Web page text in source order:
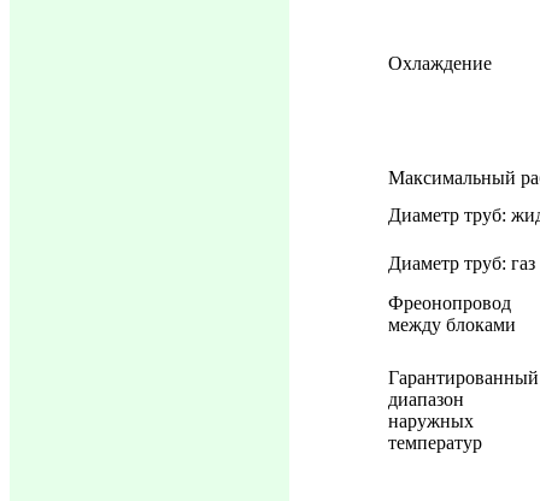
Охлаждение
Максимальный
Диаметр труб:
Диаметр труб: газ
Фреонопровод
между блоками
Гарантированный
диапазон
наружных
температур